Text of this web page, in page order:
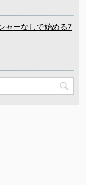
ャーなしで始める7